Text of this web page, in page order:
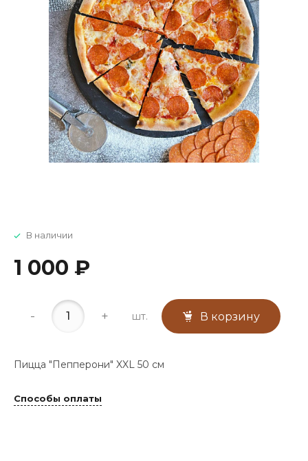
В наличии
1 000 ₽
- + шт. В корзину
Пицца "Пепперони" XXL 50 см
Способы оплаты